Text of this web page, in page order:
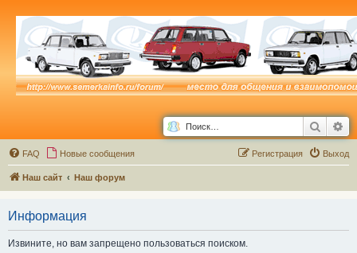
Поиск
FAQ Новые сообщения Выход
Регистрация
Наш сайт Наш форум
Информация
Извините, но вам запрещено пользоваться поиском.